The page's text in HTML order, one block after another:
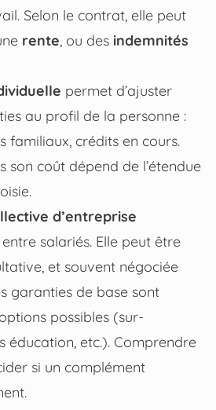
Selon le contrat, elle peut
rente , ou des indemnités
permet d’ajuster
au profil de la personne :
familiaux, crédits en cours.
son coût dépend de l’étendue
d’entreprise
salariés. Elle peut être
et souvent négociée
garanties de base sont
possibles (sur-
éducation, etc.). Comprendre
si un complément